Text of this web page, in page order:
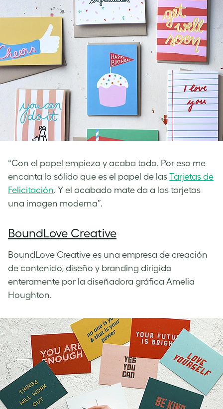
“Con el papel empieza y acaba todo. Por eso me
encanta lo sólido que es el papel de las Tarjetas de
Felicitación. Y el acabado mate da a las tarjetas
una imagen moderna”.
BoundLove Creative
BoundLove Creative es una empresa de creación
de contenido, diseño y branding dirigido
enteramente por la diseñadora gráfica Amelia
Houghton.